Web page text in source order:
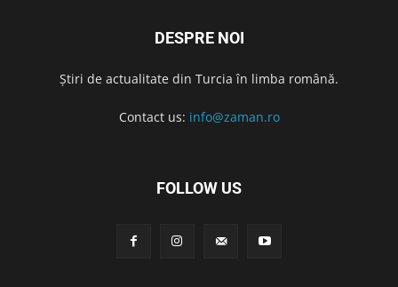
DESPRE NOI
Știri de actualitate din Turcia în limba română.
Contact us: info@zaman.ro
FOLLOW US